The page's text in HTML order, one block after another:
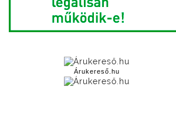
Árukereső.hu